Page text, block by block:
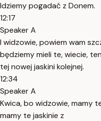
Idziemy pogadać z Donem.
12:17
Speaker A
I widzowie, powiem wam
będziemy mieli te, wiecie,
tej nowej jaskini kolejnej.
12:34
Speaker A
Kwica, bo widzowie, mamy
mamy te jaskinie z